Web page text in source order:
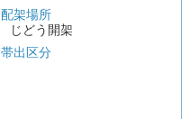
配架場所
じどう開架
帯出区分